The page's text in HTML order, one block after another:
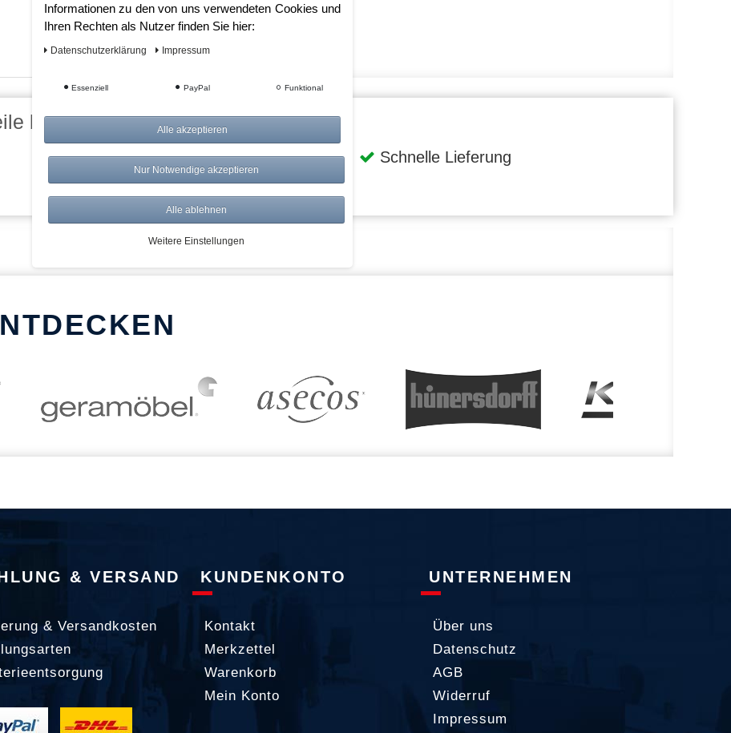
bei AWWM:
Risikolos: 14 Tage Rückgabe
Über 20.000 Artikel
Schnelle Lieferung
& VERSAND
& Versandkosten
KUNDENKONTO
Kontakt
Merkzettel
Warenkorb
Mein Konto
UNTERNEHMEN
Über uns
Datenschutz
AGB
Widerruf
Impressum
Informationen zu den von uns verwendeten Cookies und
Ihren Rechten als Nutzer finden Sie hier:
Daten­schutz­erklärung Impressum
Essenziell PayPal Funktional
Alle akzeptieren
Nur Notwendige akzeptieren
Alle ablehnen
Weitere Einstellungen